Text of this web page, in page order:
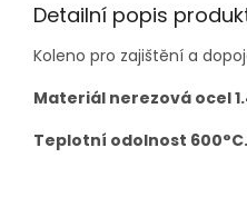
Detailní popis
Koleno pro zajištění a
Materiál nerezová ocel
Teplotní odolnost 600°C.